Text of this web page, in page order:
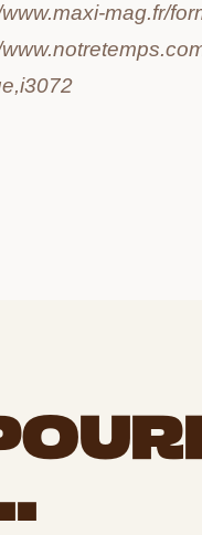
mag.fr/